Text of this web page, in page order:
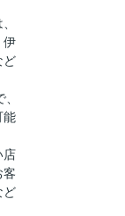
伊
ど
能
店
客
ど